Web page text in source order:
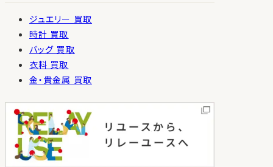
ジュエリー 買取
時計 買取
バッグ 買取
衣料 買取
金・貴金属 買取